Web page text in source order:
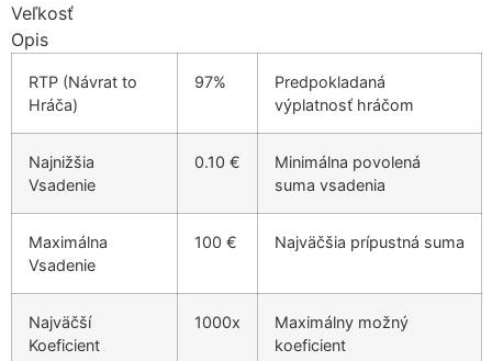
Veľkosť
Opis
RTP (Návrat to
Hráča)
97%
Predpokladaná
výplatnosť hráčom
Najnižšia
Vsadenie
0.10 €
Minimálna povolená
suma vsadenia
Maximálna
Vsadenie
100 € Najväčšia prípustná suma
Najväčší
Koeficient
1000x
Maximálny možný
koeficient